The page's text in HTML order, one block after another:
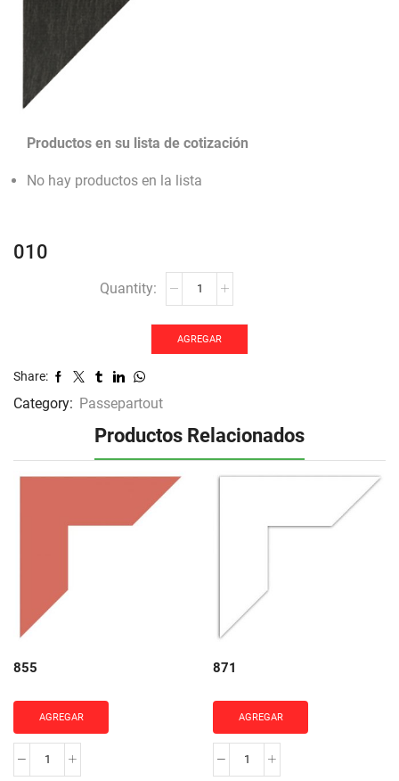
Productos en su lista de cotización
No hay productos en la lista
010
AGREGAR
Share:
Category: Passepartout
Productos Relacionados
855
AGREGAR
855
871
AGREGAR
871